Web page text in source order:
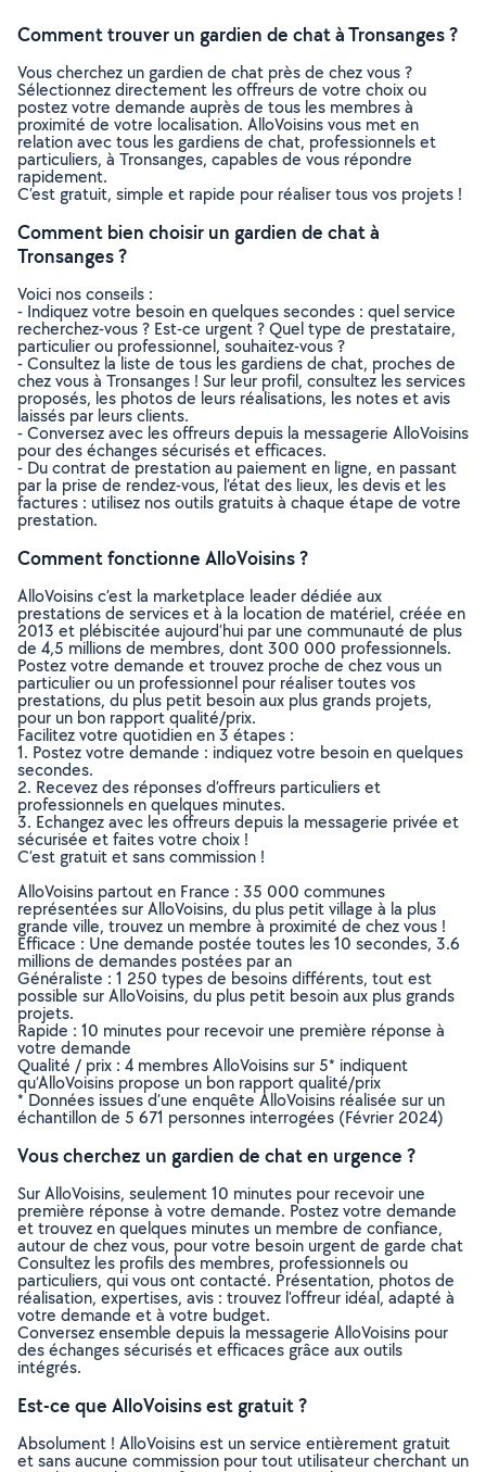
Comment trouver un gardien de chat à Tronsanges ?
Vous cherchez un gardien de chat près de chez vous ?
Sélectionnez directement les offreurs de votre choix ou
postez votre demande auprès de tous les membres à
proximité de votre localisation. AlloVoisins vous met en
relation avec tous les gardiens de chat, professionnels et
particuliers, à Tronsanges, capables de vous répondre
rapidement.
C’est gratuit, simple et rapide pour réaliser tous vos projets !
Comment bien choisir un gardien de chat à
Tronsanges ?
Voici nos conseils :
- Indiquez votre besoin en quelques secondes : quel service
recherchez-vous ? Est-ce urgent ? Quel type de prestataire,
particulier ou professionnel, souhaitez-vous ?
- Consultez la liste de tous les gardiens de chat, proches de
chez vous à Tronsanges ! Sur leur profil, consultez les services
proposés, les photos de leurs réalisations, les notes et avis
laissés par leurs clients.
- Conversez avec les offreurs depuis la messagerie AlloVoisins
pour des échanges sécurisés et efficaces.
- Du contrat de prestation au paiement en ligne, en passant
par la prise de rendez-vous, l’état des lieux, les devis et les
factures : utilisez nos outils gratuits à chaque étape de votre
prestation.
Comment fonctionne AlloVoisins ?
AlloVoisins c’est la marketplace leader dédiée aux
prestations de services et à la location de matériel, créée en
2013 et plébiscitée aujourd’hui par une communauté de plus
de 4,5 millions de membres, dont 300 000 professionnels.
Postez votre demande et trouvez proche de chez vous un
particulier ou un professionnel pour réaliser toutes vos
prestations, du plus petit besoin aux plus grands projets,
pour un bon rapport qualité/prix.
Facilitez votre quotidien en 3 étapes :
1. Postez votre demande : indiquez votre besoin en quelques
secondes.
2. Recevez des réponses d’offreurs particuliers et
professionnels en quelques minutes.
3. Echangez avec les offreurs depuis la messagerie privée et
sécurisée et faites votre choix !
C’est gratuit et sans commission !
AlloVoisins partout en France : 35 000 communes
représentées sur AlloVoisins, du plus petit village à la plus
grande ville, trouvez un membre à proximité de chez vous !
Efficace : Une demande postée toutes les 10 secondes, 3.6
millions de demandes postées par an
Généraliste : 1 250 types de besoins différents, tout est
possible sur AlloVoisins, du plus petit besoin aux plus grands
projets.
Rapide : 10 minutes pour recevoir une première réponse à
votre demande
Qualité / prix : 4 membres AlloVoisins sur 5* indiquent
qu’AlloVoisins propose un bon rapport qualité/prix
* Données issues d’une enquête AlloVoisins réalisée sur un
échantillon de 5 671 personnes interrogées (Février 2024)
Vous cherchez un gardien de chat en urgence ?
Sur AlloVoisins, seulement 10 minutes pour recevoir une
première réponse à votre demande. Postez votre demande
et trouvez en quelques minutes un membre de confiance,
autour de chez vous, pour votre besoin urgent de garde chat
Consultez les profils des membres, professionnels ou
particuliers, qui vous ont contacté. Présentation, photos de
réalisation, expertises, avis : trouvez l'offreur idéal, adapté à
votre demande et à votre budget.
Conversez ensemble depuis la messagerie AlloVoisins pour
des échanges sécurisés et efficaces grâce aux outils
intégrés.
Est-ce que AlloVoisins est gratuit ?
Absolument ! AlloVoisins est un service entièrement gratuit
et sans aucune commission pour tout utilisateur cherchant un